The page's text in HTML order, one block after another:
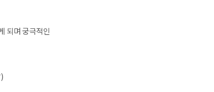
되며 궁극적인